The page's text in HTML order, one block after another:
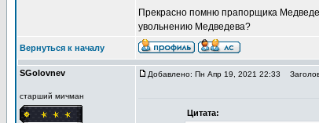
Прекрасно помню прапорщика
увольнению Медведева?
Вернуться к началу
SGolovnev
старший мичман
Добавлено: Пн Апр 19, 2021 22:33
Цитата: